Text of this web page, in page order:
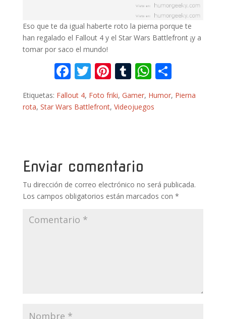
Eso que te da igual haberte roto la pierna porque te
han regalado el Fallout 4 y el Star Wars Battlefront ¡y a
tomar por saco el mundo!
F
ac
e
k
T
w
itt
Pi
nt
er
T
m
W
at
o
m
Etiquetas: Fallout 4, Foto friki, Gamer, Humor, Pierna
rota, Star Wars Battlefront, Videojuegos
Enviar comentario
Tu dirección de correo electrónico no será publicada.
Los campos obligatorios están marcados con *